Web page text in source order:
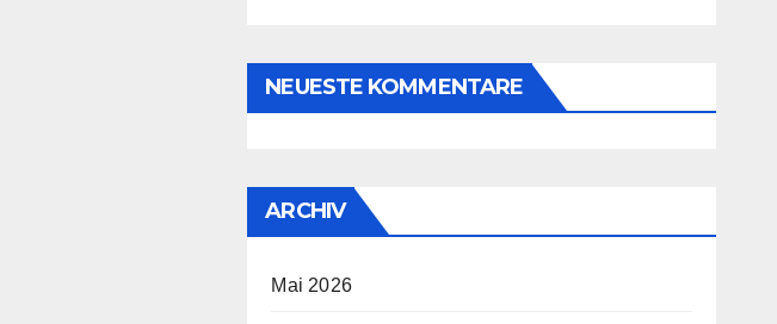
NEUESTE KOMMENTARE
ARCHIV
Mai 2026